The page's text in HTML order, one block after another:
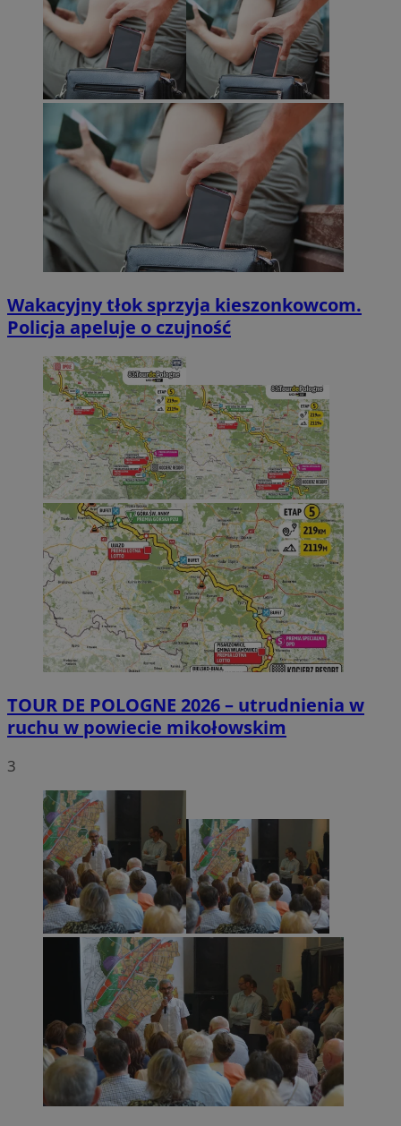
Wakacyjny tłok sprzyja kieszonkowcom.
Policja apeluje o czujność
TOUR DE POLOGNE 2026 – utrudnienia w
ruchu w powiecie mikołowskim
3